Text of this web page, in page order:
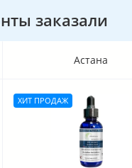
заказали
Астана
ХИТ ПРОДАЖ